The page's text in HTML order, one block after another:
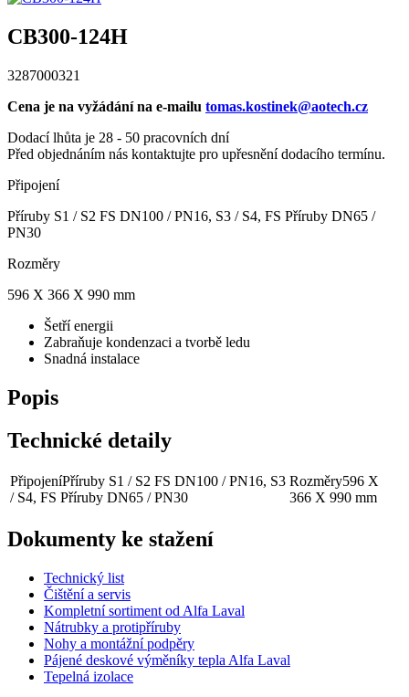
CB300-124H
3287000321
Cena je na vyžádání na e-mailu tomas.kostinek@aotech.cz
Dodací lhůta je 28 - 50 pracovních dní
Před objednáním nás kontaktujte pro upřesnění dodacího termínu.
Připojení
Příruby S1 / S2 FS DN100 / PN16, S3 / S4, FS Příruby DN65 /
PN30
Rozměry
596 X 366 X 990 mm
Šetří energii
Zabraňuje kondenzaci a tvorbě ledu
Snadná instalace
Popis
Technické detaily
PřipojeníPříruby S1 / S2 FS DN100 / PN16, S3
/ S4, FS Příruby DN65 / PN30
Rozměry596 X
366 X 990 mm
Dokumenty ke stažení
Technický list
Čištění a servis
Kompletní sortiment od Alfa Laval
Nátrubky a protipříruby
Nohy a montážní podpěry
Pájené deskové výměníky tepla Alfa Laval
Tepelná izolace